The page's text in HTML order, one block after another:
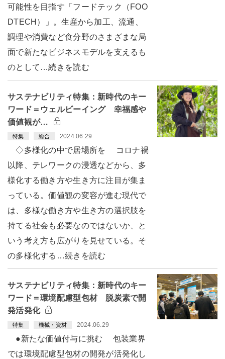
可能性を目指す「フードテック（FOO
DTECH）」。生産から加工、流通、
調理や消費など食分野のさまざまな局
面で新たなビジネスモデルを支えるも
のとして…続きを読む
サステナビリティ特集：新時代のキー
ワード＝ウェルビーイング 幸福感や
価値観が…
特集 総合 2024.06.29
◇多様化の中で居場所を コロナ禍
以降、テレワークの浸透などから、多
様化する働き方や生き方に注目が集ま
っている。価値観の変容が進む現代で
は、多様な働き方や生き方の選択肢を
持てる社会も必要なのではないか、と
いう考え方も広がりを見せている。そ
の多様化する…続きを読む
サステナビリティ特集：新時代のキー
ワード＝環境配慮型包材 脱炭素で開
発活発化
特集 機械・資材 2024.06.29
●新たな価値付与に挑む 包装業界
では環境配慮型包材の開発が活発化し